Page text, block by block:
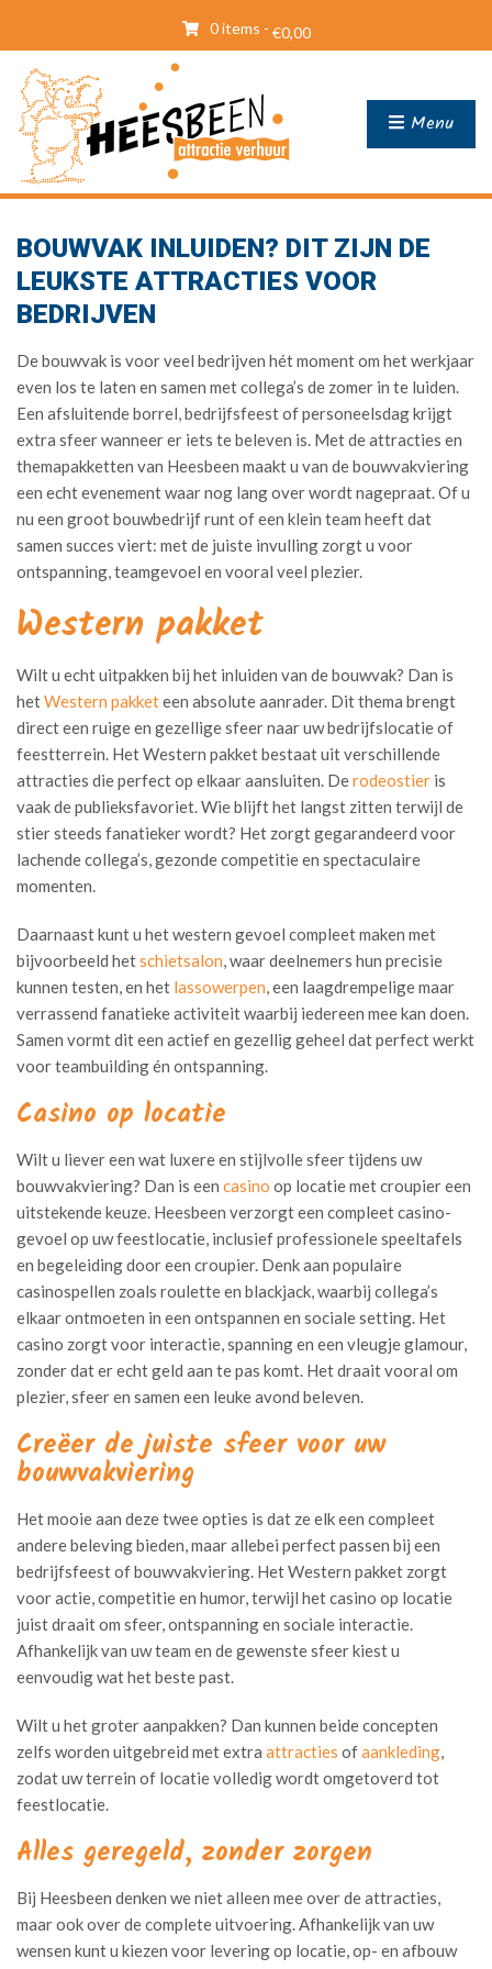
0 items - €0,00
Menu
BOUWVAK INLUIDEN? DIT ZIJN DE
LEUKSTE ATTRACTIES VOOR
BEDRIJVEN
De bouwvak is voor veel bedrijven hét moment om het werkjaar
even los te laten en samen met collega’s de zomer in te luiden.
Een afsluitende borrel, bedrijfsfeest of personeelsdag krijgt
extra sfeer wanneer er iets te beleven is. Met de attracties en
themapakketten van Heesbeen maakt u van de bouwvakviering
een echt evenement waar nog lang over wordt nagepraat. Of u
nu een groot bouwbedrijf runt of een klein team heeft dat
samen succes viert: met de juiste invulling zorgt u voor
ontspanning, teamgevoel en vooral veel plezier.
Western pakket
Wilt u echt uitpakken bij het inluiden van de bouwvak? Dan is
hetWestern pakketeen absolute aanrader. Dit thema brengt
direct een ruige en gezellige sfeer naar uw bedrijfslocatie of
feestterrein. Het Western pakket bestaat uit verschillende
attracties die perfect op elkaar aansluiten. Derodeostier is
vaak de publieksfavoriet. Wie blijft het langst zitten terwijl de
stier steeds fanatieker wordt? Het zorgt gegarandeerd voor
lachende collega’s, gezonde competitie en spectaculaire
momenten.
Daarnaast kunt u het western gevoel compleet maken met
bijvoorbeeld hetschietsalon, waar deelnemers hun precisie
kunnen testen, en het lassowerpen, een laagdrempelige maar
verrassend fanatieke activiteit waarbij iedereen mee kan doen.
Samen vormt dit een actief en gezellig geheel dat perfect werkt
voor teambuilding én ontspanning.
Casino op locatie
Wilt u liever een wat luxere en stijlvolle sfeer tijdens uw
bouwvakviering? Dan is een casino op locatie met croupier een
uitstekende keuze. Heesbeen verzorgt een compleet casino-
gevoel op uw feestlocatie, inclusief professionele speeltafels
en begeleiding door een croupier. Denk aan populaire
casinospellen zoals roulette en blackjack, waarbij collega’s
elkaar ontmoeten in een ontspannen en sociale setting. Het
casino zorgt voor interactie, spanning en een vleugje glamour,
zonder dat er echt geld aan te pas komt. Het draait vooral om
plezier, sfeer en samen een leuke avond beleven.
Creëer de juiste sfeer voor uw
bouwvakviering
Het mooie aan deze twee opties is dat ze elk een compleet
andere beleving bieden, maar allebei perfect passen bij een
bedrijfsfeest of bouwvakviering. Het Western pakket zorgt
voor actie, competitie en humor, terwijl het casino op locatie
juist draait om sfeer, ontspanning en sociale interactie.
Afhankelijk van uw team en de gewenste sfeer kiest u
eenvoudig wat het beste past.
Wilt u het groter aanpakken? Dan kunnen beide concepten
zelfs worden uitgebreid met extra attracties ofaankleding,
zodat uw terrein of locatie volledig wordt omgetoverd tot
feestlocatie.
Alles geregeld, zonder zorgen
Bij Heesbeen denken we niet alleen mee over de attracties,
maar ook over de complete uitvoering. Afhankelijk van uw
wensen kunt u kiezen voor levering op locatie, op- en afbouw